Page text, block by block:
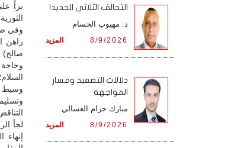
براً
وفي
راهن
صالح)
وسيط
لجأ
التحالف الثلاثي الجديد!
د. مهيوب الحسام
المزيد 8/9/2026
دلالات التصعيد ومسار
المواجهة
مبارك حزام العسالي
المزيد 8/9/2026